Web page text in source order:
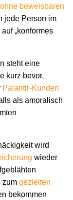
ohne beweisbaren
jede Person im
„konformes
steht eine
kurz bevor,
Palantir-Kunden
als amoralisch
wird
wieder
zum gezielten
bekommen